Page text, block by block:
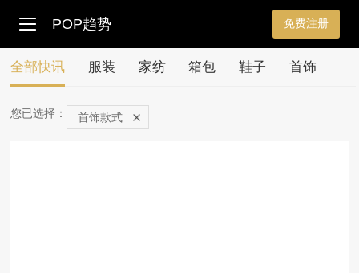
POP趋势 免费注册
全部快讯 服装 家纺 箱包 鞋子 首饰
您已选择： 首饰款式